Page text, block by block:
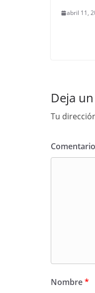
abril 11,
Deja
Tu
Comentario
Nombre*